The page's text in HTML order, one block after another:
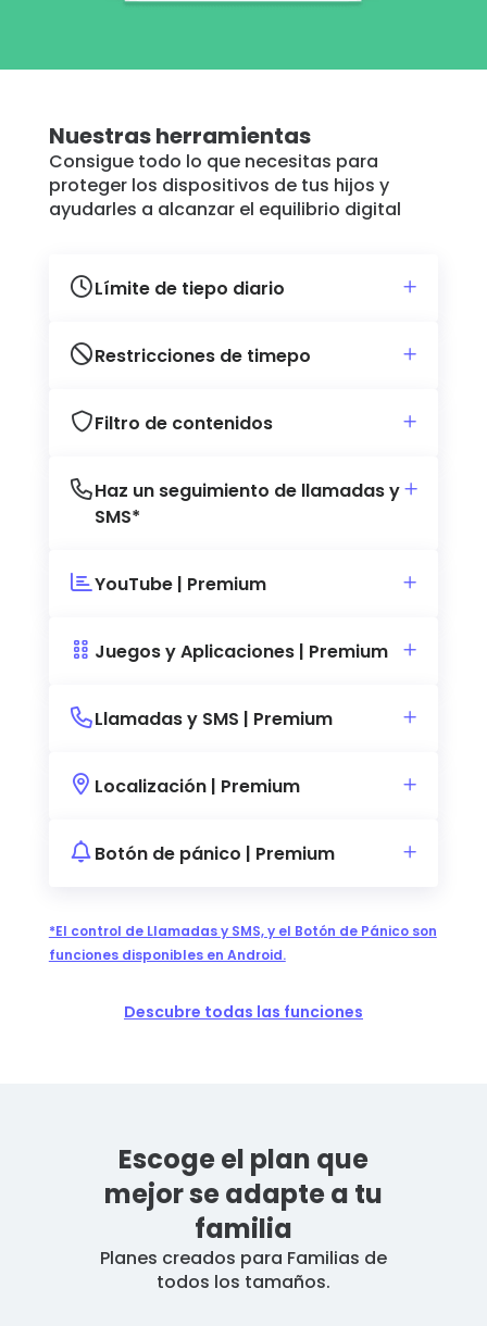
Nuestras herramientas
Consigue todo lo que necesitas para
proteger los dispositivos de tus hijos y
ayudarles a alcanzar el equilibrio digital
Límite de tiepo diario
Restricciones de timepo
Filtro de contenidos
Haz un seguimiento de llamadas y
SMS*
YouTube | Premium
Juegos y Aplicaciones | Premium
Llamadas y SMS | Premium
Localización | Premium
Botón de pánico | Premium
*El control de Llamadas y SMS, y el Botón de Pánico son
funciones disponibles en Android.
Descubre todas las funciones
Escoge el plan que
mejor se adapte a tu
familia
Planes creados para Familias de
todos los tamaños.